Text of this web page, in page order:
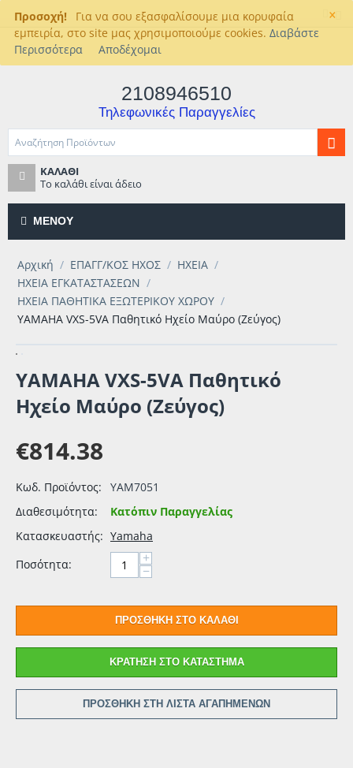
×
Προσοχή!
Για να σου εξασφαλίσουμε μια κορυφαία
εμπειρία, στο site μας χρησιμοποιούμε cookies. Διαβάστε
Περισσότερα
Αποδέχομαι
2108946510
Τηλεφωνικές Παραγγελίες
ΚΑΛΆΘΙ
Το καλάθι είναι άδειο
ΜΕΝΟΎ
Αρχική / ΕΠΑΓΓ/ΚΟΣ ΗΧΟΣ / ΗΧΕΙΑ /
ΗΧΕΙΑ ΕΓΚΑΤΑΣΤΑΣΕΩΝ /
ΗΧΕΙΑ ΠΑΘΗΤΙΚΑ ΕΞΩΤΕΡΙΚΟΥ ΧΩΡΟΥ /
YAMAHA VXS-5VA Παθητικό Ηχείο Μαύρο (Ζεύγος)
YAMAHA VXS-5VA Παθητικό
Ηχείο Μαύρο (Ζεύγος)
€814.38
Κωδ. Προϊόντος:
YAM7051
Διαθεσιμότητα:
Κατόπιν Παραγγελίας
Κατασκευαστής: Yamaha
Ποσότητα:
+
−
ΠΡΟΣΘΉΚΗ ΣΤΟ ΚΑΛΆΘΙ
ΚΡΆΤΗΣΗ ΣΤΟ ΚΑΤΆΣΤΗΜΑ
ΠΡΟΣΘΉΚΗ ΣΤΗ ΛΊΣΤΑ ΑΓΑΠΗΜΈΝΩΝ